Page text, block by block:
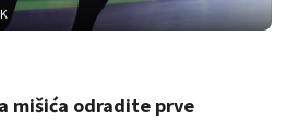
mišića odradite prve